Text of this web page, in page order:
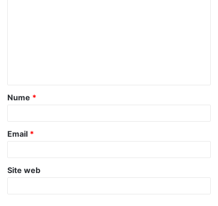
a
r
*
Nume *
Email *
Site web